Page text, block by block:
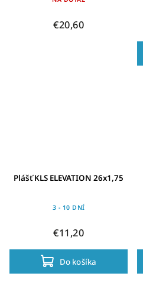
€20,60
Plášť KLS ELEVATION 26x1,75
3 - 10 DNÍ
€11,20
Do košíka